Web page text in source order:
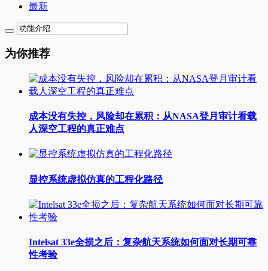
最新
为你推荐
成本没有失控，风险却在累积：从NASA登月审计看载
人深空工程的真正难点
显控系统虚拟仿真的工程化路径
Intelsat 33e全损之后：复杂航天系统如何面对长期可靠
性考验